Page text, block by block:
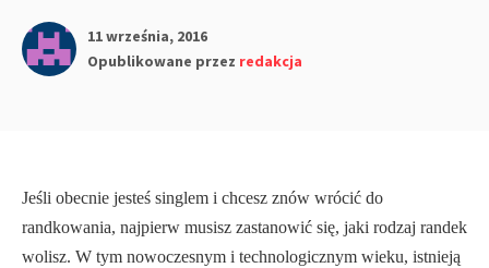
11 września, 2016
Opublikowane przez redakcja
Jeśli obecnie jesteś singlem i chcesz znów wrócić do
randkowania, najpierw musisz zastanowić się, jaki rodzaj randek
wolisz. W tym nowoczesnym i technologicznym wieku, istnieją